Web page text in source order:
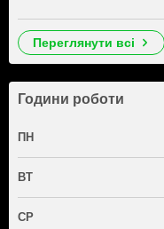
переглянути всі
Години роботи
ПН
ВТ
СР